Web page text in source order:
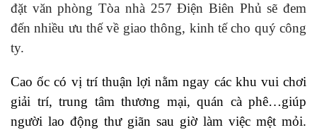
đặt văn phòng Tòa nhà 257 Điện Biên Phủ sẽ đem
đến nhiều ưu thế về giao thông, kinh tế cho quý công
ty.
Cao ốc có vị trí thuận lợi nằm ngay các khu vui chơi
giải trí, trung tâm thương mại, quán cà phê…giúp
người lao động thư giãn sau giờ làm việc mệt mỏi.